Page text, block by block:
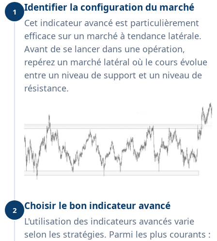
1 Identifier la configuration du marché
Cet indicateur avancé est particulièrement
efficace sur un marché à tendance latérale.
Avant de se lancer dans une opération,
repérez un marché latéral où le cours évolue
entre un niveau de support et un niveau de
résistance.
2 Choisir le bon indicateur avancé
L'utilisation des indicateurs avancés varie
selon les stratégies. Parmi les plus courants :